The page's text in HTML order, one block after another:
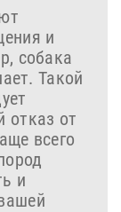
и
собака
Такой
отказ от
всего
и